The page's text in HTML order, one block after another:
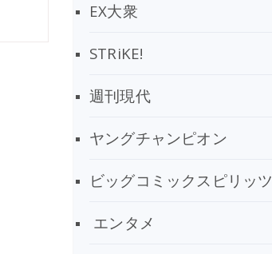
EX大衆
STRiKE!
週刊現代
ヤングチャンピオン
ビッグコミックスピリッツ
エンタメ